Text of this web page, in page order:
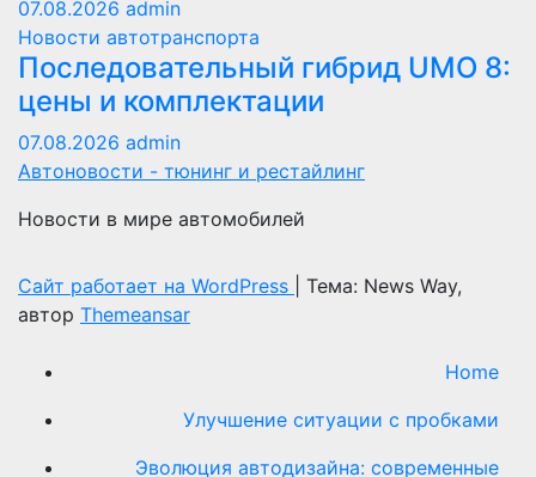
07.08.2026 admin
Новости автотранспорта
Последовательный гибрид UMO 8:
цены и комплектации
07.08.2026 admin
Автоновости - тюнинг и рестайлинг
Новости в мире автомобилей
Сайт работает на WordPress
Тема: News Way,
автор Themeansar
Home
Улучшение ситуации с пробками
Эволюция автодизайна: современные